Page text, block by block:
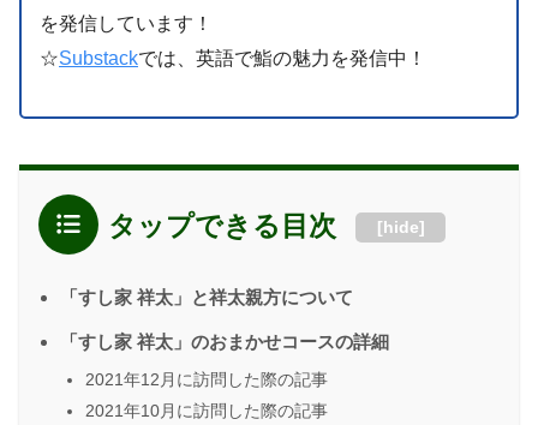
を発信しています！
☆Substackでは、英語で鮨の魅力を発信中！
タップできる目次 [hide]
「すし家 祥太」と祥太親方について
「すし家 祥太」のおまかせコースの詳細
2021年12月に訪問した際の記事
2021年10月に訪問した際の記事